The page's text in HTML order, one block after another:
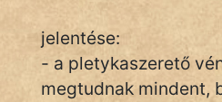
Szólások
Tréfás
jelentése:
- a pletykaszerető
megtudnak mindent,